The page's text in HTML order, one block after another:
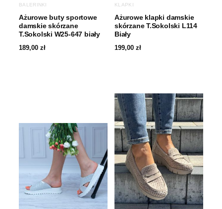
BALERINKI
Ażurowe buty sportowe
damskie skórzane
T.Sokolski W25-647 biały
189,00 zł
KLAPKI
Ażurowe klapki damskie
skórzane T.Sokolski L114
Biały
199,00 zł